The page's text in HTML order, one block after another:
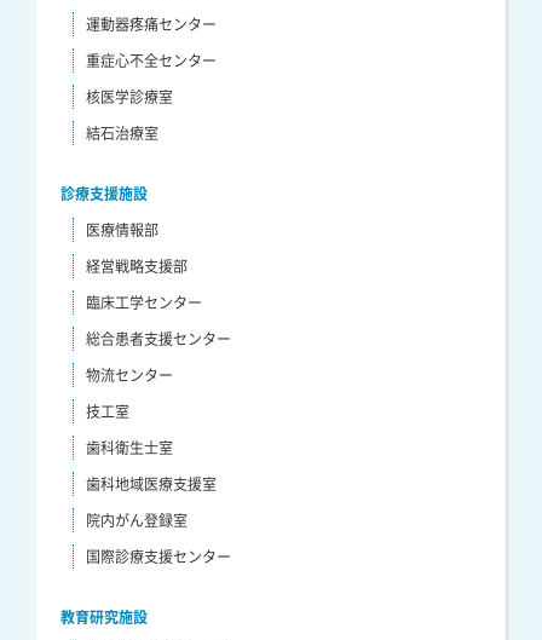
運動器疼痛センター
重症心不全センター
核医学診療室
結石治療室
診療支援施設
医療情報部
経営戦略支援部
臨床工学センター
総合患者支援センター
物流センター
技工室
歯科衛生士室
歯科地域医療支援室
院内がん登録室
国際診療支援センター
教育研究施設